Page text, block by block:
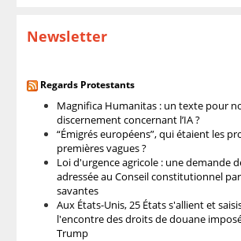
Newsletter
Regards Protestants
Magnifica Humanitas : un texte pour
discernement concernant l’IA ?
“Émigrés européens”, qui étaient les
premières vagues ?
Loi d'urgence agricole : une demande
adressée au Conseil constitutionnel
savantes
Aux États-Unis, 25 États s'allient et
l'encontre des droits de douane
Trump